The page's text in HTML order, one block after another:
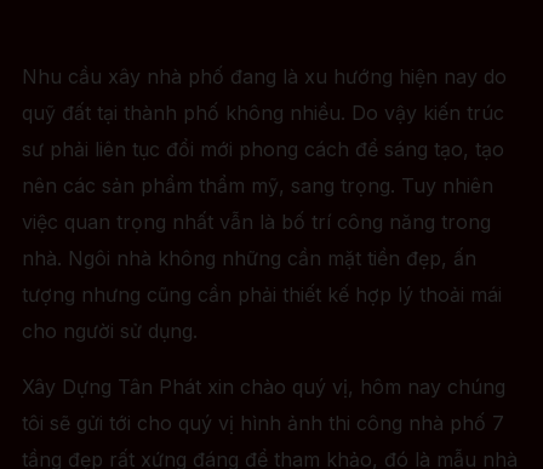
Nhu cầu xây nhà phố đang là xu hướng hiện nay do
quỹ đất tại thành phố không nhiều. Do vậy kiến trúc
sư phải liên tục đổi mới phong cách để sáng tạo, tạo
nên các sản phẩm thẩm mỹ, sang trọng. Tuy nhiên
việc quan trọng nhất vẫn là bố trí công năng trong
nhà. Ngôi nhà không những cần mặt tiền đẹp, ấn
tượng nhưng cũng cần phải thiết kế hợp lý thoải mái
cho người sử dụng.
Xây Dựng Tân Phát xin chào quý vị, hôm nay chúng
tôi sẽ gửi tới cho quý vị hình ảnh thi công nhà phố 7
tầng đẹp rất xứng đáng để tham khảo, đó là mẫu nhà